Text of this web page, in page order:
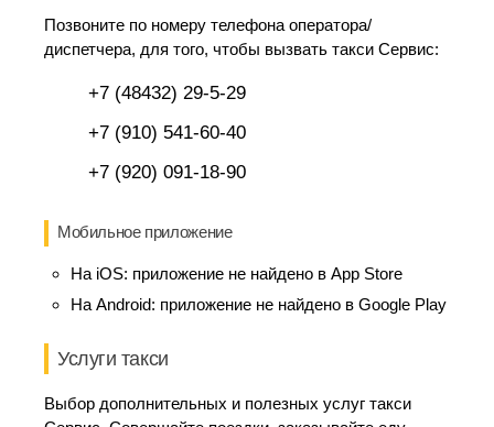
Позвоните по номеру телефона оператора/
диспетчера, для того, чтобы вызвать такси Сервис:
+7 (48432) 29-5-29
+7 (910) 541-60-40
+7 (920) 091-18-90
Мобильное приложение
На iOS: приложение не найдено в App Store
На Android: приложение не найдено в Google Play
Услуги такси
Выбор дополнительных и полезных услуг такси